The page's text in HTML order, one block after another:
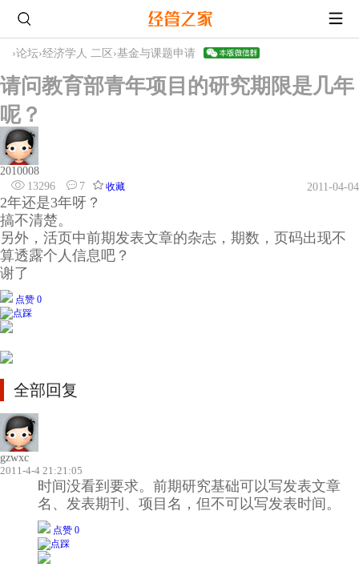
›论坛›经济学人 二区 ›基金与课题申请
请问教育部青年项目的研究期限是几年
呢？
2010008
13296
7 收藏 2011-04-04
2年还是3年呀？
搞不清楚。
另外，活页中前期发表文章的杂志，期数，页码出现不
算透露个人信息吧？
谢了
点赞 0
全部回复
gzwxc
2011-4-4 21:21:05
时间没看到要求。前期研究基础可以写发表文章
名、发表期刊、项目名，但不可以写发表时间。
点赞 0